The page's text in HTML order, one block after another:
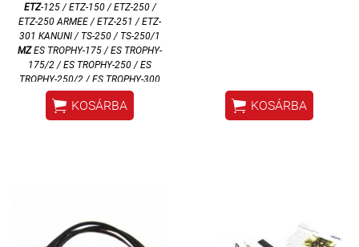
ETZ-125 / ETZ-150 / ETZ-250 /
ETZ-250 ARMEE / ETZ-251 / ETZ-
301 KANUNI / TS-250 / TS-250/1
MZES TROPHY-175 / ES TROPHY-
175/2 / ES TROPHY-250 / ES
TROPHY-250/2 / ES TROPHY-300
/ ETS TROPHY SPORT-250
SIMSON70 / ENDURO / ROLLER
SR / S50 / S51 / S53 / S60 /
 KOSÁRBA  KOSÁRBA